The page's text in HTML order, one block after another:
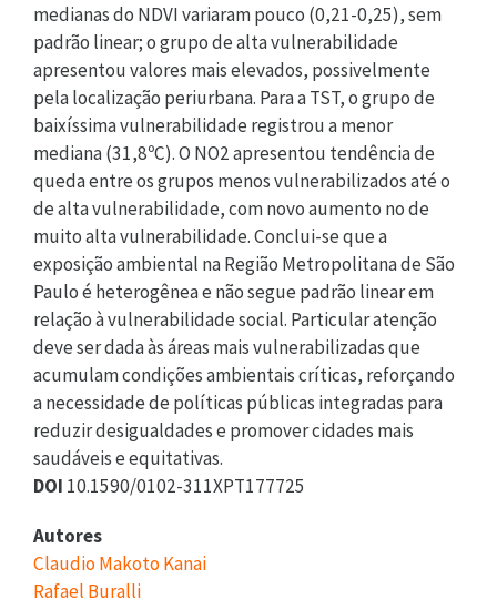
medianas do NDVI variaram pouco (0,21-0,25), sem
padrão linear; o grupo de alta vulnerabilidade
apresentou valores mais elevados, possivelmente
pela localização periurbana. Para a TST, o grupo de
baixíssima vulnerabilidade registrou a menor
mediana (31,8ºC). O NO2 apresentou tendência de
queda entre os grupos menos vulnerabilizados até o
de alta vulnerabilidade, com novo aumento no de
muito alta vulnerabilidade. Conclui-se que a
exposição ambiental na Região Metropolitana de São
Paulo é heterogênea e não segue padrão linear em
relação à vulnerabilidade social. Particular atenção
deve ser dada às áreas mais vulnerabilizadas que
acumulam condições ambientais críticas, reforçando
a necessidade de políticas públicas integradas para
reduzir desigualdades e promover cidades mais
saudáveis e equitativas.
DOI 10.1590/0102-311XPT177725
Autores
Claudio Makoto Kanai
Rafael Buralli